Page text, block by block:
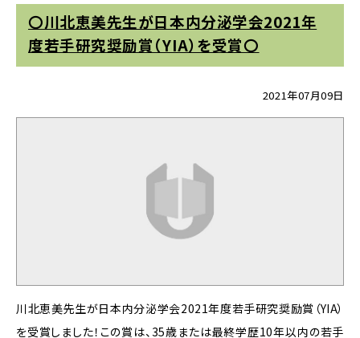
〇川北恵美先生が日本内分泌学会2021年
度若手研究奨励賞（YIA）を受賞〇
2021年07月09日
川北恵美先生が日本内分泌学会2021年度若手研究奨励賞（YIA）
を受賞しました！この賞は、35歳または最終学歴10年以内の若手